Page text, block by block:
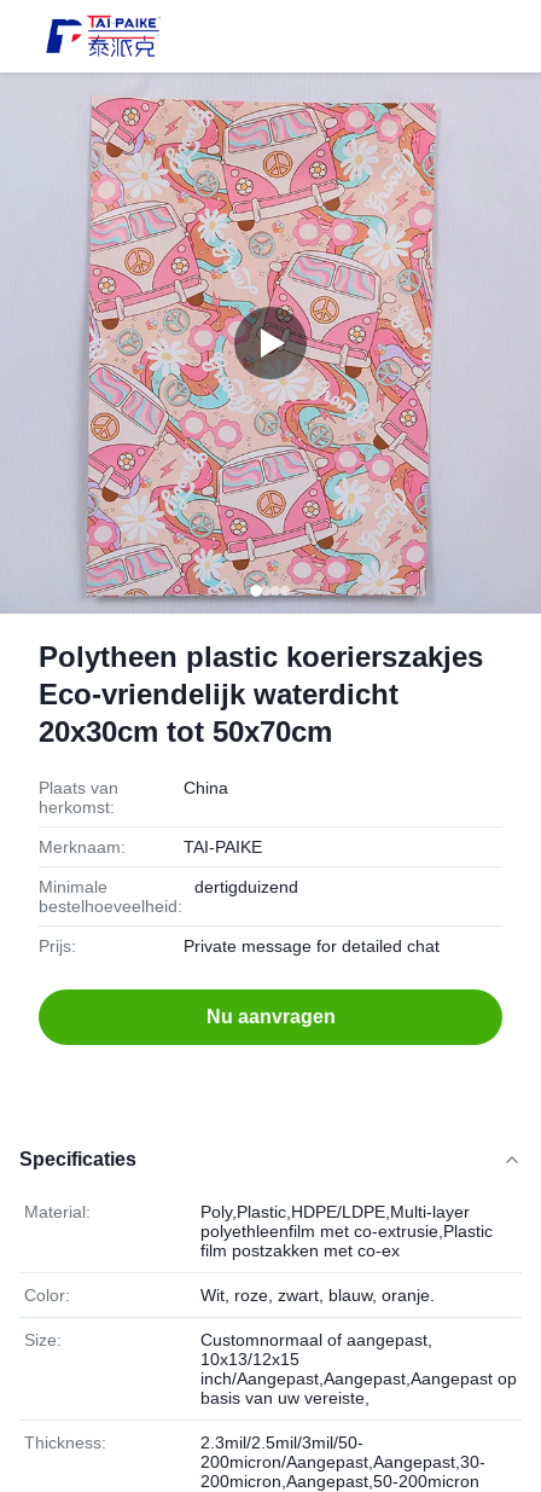
Polytheen plastic koerierszakjes
Eco-vriendelijk waterdicht
20x30cm tot 50x70cm
Plaats van
herkomst:
China
Merknaam: TAI-PAIKE
Minimale
bestelhoeveelheid:
dertigduizend
Prijs: Private message for detailed chat
Nu aanvragen
Specificaties
Material:
Poly,Plastic,HDPE/LDPE,Multi-layer
polyethleenfilm met co-extrusie,Plastic
film postzakken met co-ex
Color: Wit, roze, zwart, blauw, oranje.
Size:
Customnormaal of aangepast,
10x13/12x15
inch/Aangepast,Aangepast,Aangepast op
basis van uw vereiste,
Thickness:
2.3mil/2.5mil/3mil/50-
200micron/Aangepast,Aangepast,30-
200micron,Aangepast,50-200micron